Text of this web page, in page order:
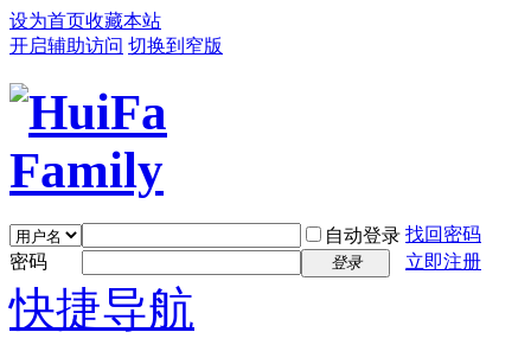
设为首页收藏本站
开启辅助访问 切换到窄版
自动登录 找回密码
密码
登录 立即注册
快捷导航